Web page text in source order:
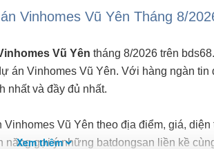
rộng, 5 WC.
Vinhomes Vũ Yên Tháng 8/
Vũ Yên tháng 8/2026 trên
án Vinhomes Vũ Yên. Với hàng ngàn tin
nhất và đầy đủ nhất.
Vũ Yên theo địa điểm, giá, diện
gợi ý những batdongsan liền kề
Xem thêm